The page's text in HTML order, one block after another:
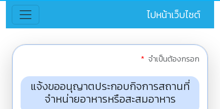
ไปหน้าเว็บไซต์
* จำเป็นต้องกรอก
แจ้งขออนุญาตประกอบกิจการสถานที่
จำหน่ายอาหารหรือสะสมอาหาร